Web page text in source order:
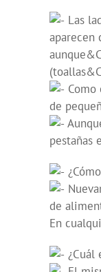
Las
aparecen
de
pestañas
de
En
¿Cuál